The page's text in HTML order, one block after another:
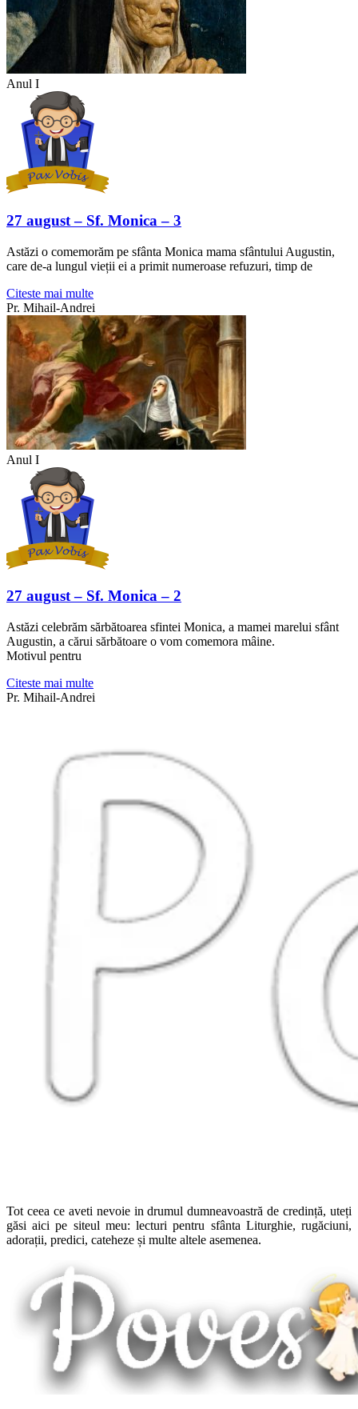
Anul I
27 august – Sf. Monica – 3
Astăzi o comemorăm pe sfânta Monica mama sfântului Augustin,
care de-a lungul vieții ei a primit numeroase refuzuri, timp de
Citeste mai multe
Pr. Mihail-Andrei
Anul I
27 august – Sf. Monica – 2
Astăzi celebrăm sărbătoarea sfintei Monica, a mamei marelui sfânt
Augustin, a cărui sărbătoare o vom comemora mâine.
Motivul pentru
Citeste mai multe
Pr. Mihail-Andrei
Tot ceea ce aveti nevoie in drumul dumneavoastră de credință, uteți
găsi aici pe siteul meu: lecturi pentru sfânta Liturghie, rugăciuni,
adorații, predici, cateheze și multe altele asemenea.